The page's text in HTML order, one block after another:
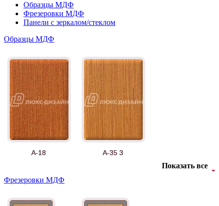
Образцы МДФ
Фрезеровки МДФ
Панели с зеркалом/стеклом
Образцы МДФ
А-18 А-35 3
Показать все
Фрезеровки МДФ